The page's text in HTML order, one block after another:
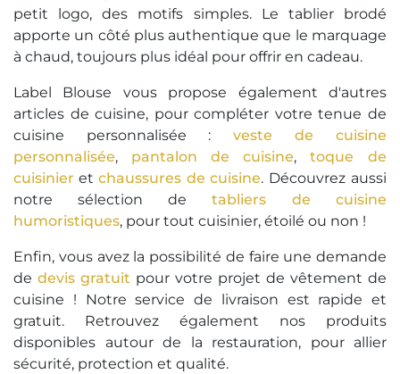
petit logo, des motifs simples. Le tablier brodé
apporte un côté plus authentique que le marquage
à chaud, toujours plus idéal pour offrir en cadeau.
Label Blouse vous propose également d'autres
articles de cuisine, pour compléter votre tenue de
cuisine personnalisée :
veste de cuisine
personnalisée, pantalon de cuisine,
toque de
cuisinier et chaussures de cuisine. Découvrez aussi
notre sélection de
tabliers de cuisine
humoristiques, pour tout cuisinier, étoilé ou non !
Enfin, vous avez la possibilité de faire une demande
de devis gratuit pour votre projet de vêtement de
cuisine ! Notre service de livraison est rapide et
gratuit. Retrouvez également nos produits
disponibles autour de la restauration, pour allier
sécurité, protection et qualité.